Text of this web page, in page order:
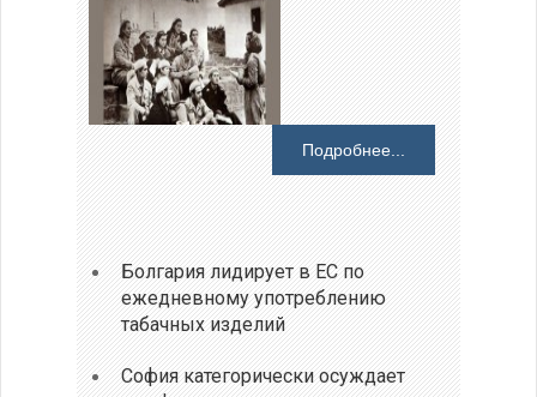
Подробнее...
Болгария лидирует в ЕС по
ежедневному употреблению
табачных изделий
София категорически осуждает